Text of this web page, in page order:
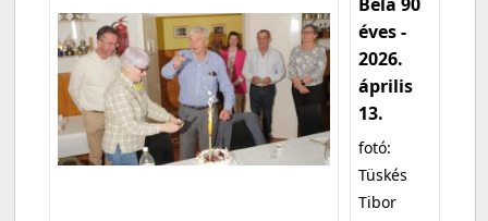
éves -
2026.
április
13.
fotó:
Tüskés
Tibor